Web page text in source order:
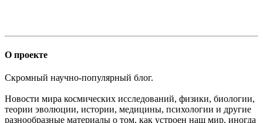
О проекте
Скромный научно-популярный блог.
Новости мира космических исследований, физики, биологии,
теории эволюции, истории, медицины, психологии и другие
разнообразные материалы о том, как устроен наш мир, иногда